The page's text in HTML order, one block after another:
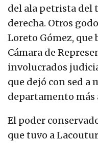
del ala petrista del
derecha. Otros
Loreto Gómez, que
Cámara de
involucrados
que dejó con sed a
departamento más
El poder
que tuvo a